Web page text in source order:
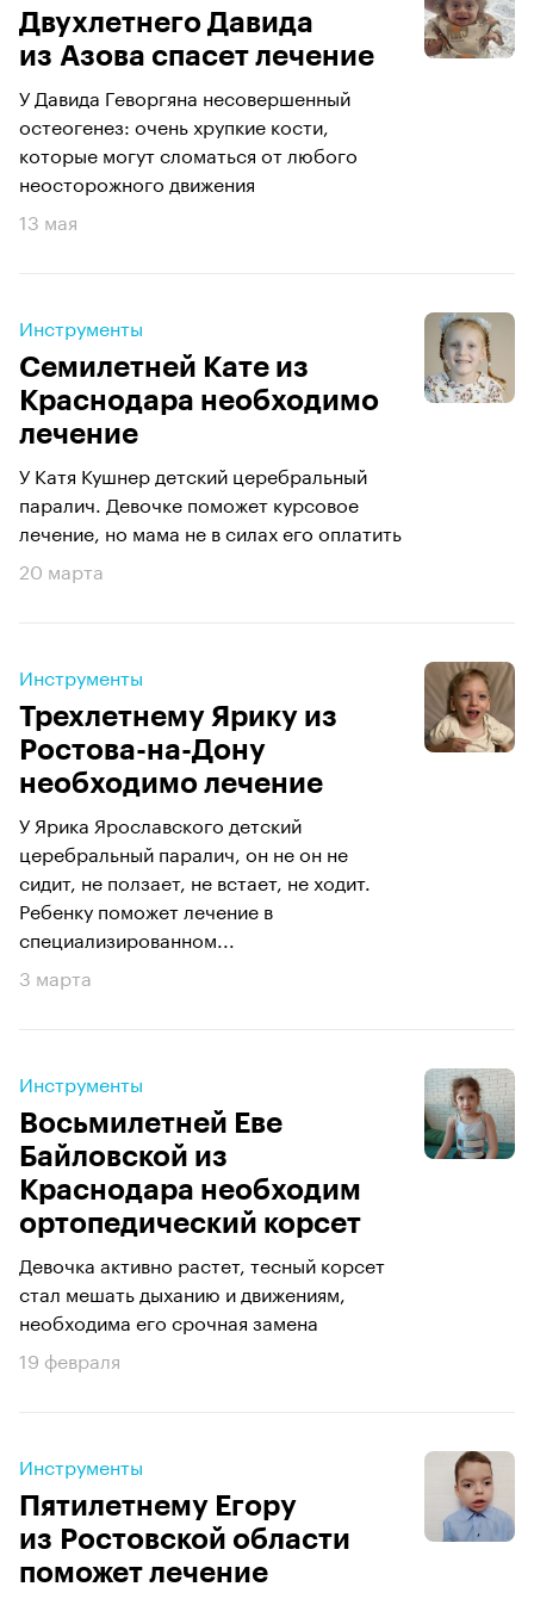
Двухлетнего Давида
из Азова спасет лечение
У Давида Геворгяна несовершенный
остеогенез: очень хрупкие кости,
которые могут сломаться от любого
неосторожного движения
13 мая
Инструменты
Семилетней Кате из
Краснодара необходимо
лечение
У Катя Кушнер детский церебральный
паралич. Девочке поможет курсовое
лечение, но мама не в силах его оплатить
20 марта
Инструменты
Трехлетнему Ярику из
Ростова-на-Дону
необходимо лечение
У Ярика Ярославского детский
церебральный паралич, он не он не
сидит, не ползает, не встает, не ходит.
Ребенку поможет лечение в
специализированном...
3 марта
Инструменты
Восьмилетней Еве
Байловской из
Краснодара необходим
ортопедический корсет
Девочка активно растет, тесный корсет
стал мешать дыханию и движениям,
необходима его срочная замена
19 февраля
Инструменты
Пятилетнему Егору
из Ростовской области
поможет лечение